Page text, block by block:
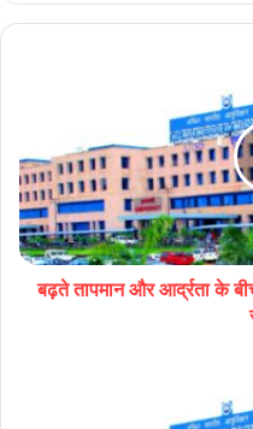
बढ़ते तापमान और आर्द्रता के